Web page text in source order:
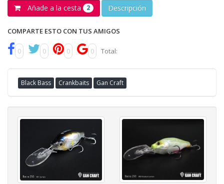
Añade a la cesta 2 Descripción
COMPARTE ESTO CON TUS AMIGOS
0 0 0 0 Total:
Black Bass Crankbaits Gan Craft